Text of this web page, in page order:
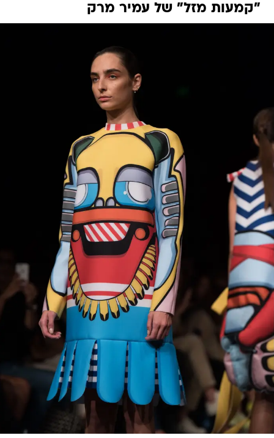
"קמעות מזל" של עמיר מרק